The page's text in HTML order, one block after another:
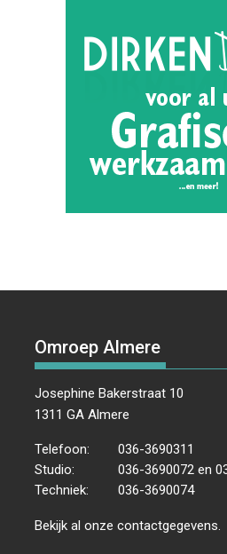
Omroep Almere
Josephine Bakerstraat 10
1311 GA Almere
Telefoon:
036-3690311
Studio:
036-3690072 en
Techniek:
036-3690074
Bekijk al onzecontactgegevens